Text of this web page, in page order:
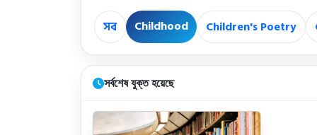
সব Childhood Children's Poetry
সর্বশেষ যুক্ত হয়েছে